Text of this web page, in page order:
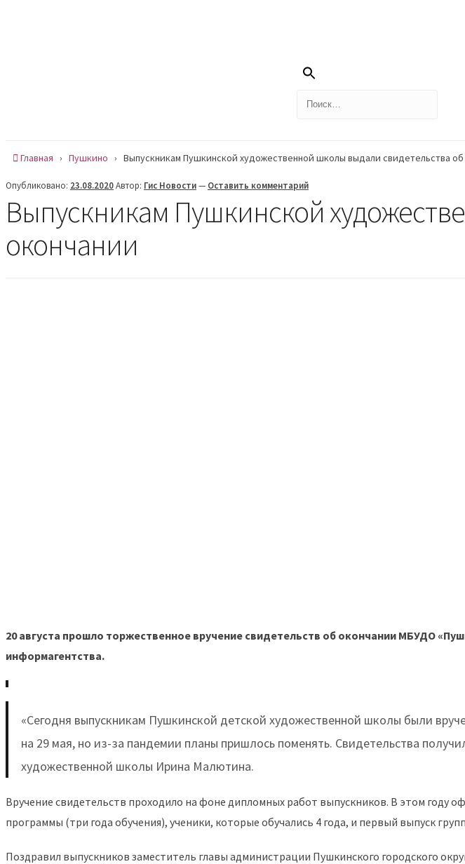
Найти:
Главная › Пушкино › Выпускникам Пушкинской художественной школы выдали свидетельства об
Опубликовано: 23.08.2020Автор: Гис Новости— Оставить комментарий
Выпускникам Пушкинской
окончании
20 августа прошло торжественное вручение свидетельств об окончании МБУДО
информагентства.
«Сегодня выпускникам Пушкинской детской художественной школы были
на 29 мая, но из-за пандемии планы пришлось поменять. Свидетельства
художественной школы Ирина Малютина.
Вручение свидетельств проходило на фоне дипломных работ выпускников. В этом
программы (три года обучения), ученики, которые обучались 4 года, и первый выпуск
Поздравил выпускников заместитель главы администрации Пушкинского городского